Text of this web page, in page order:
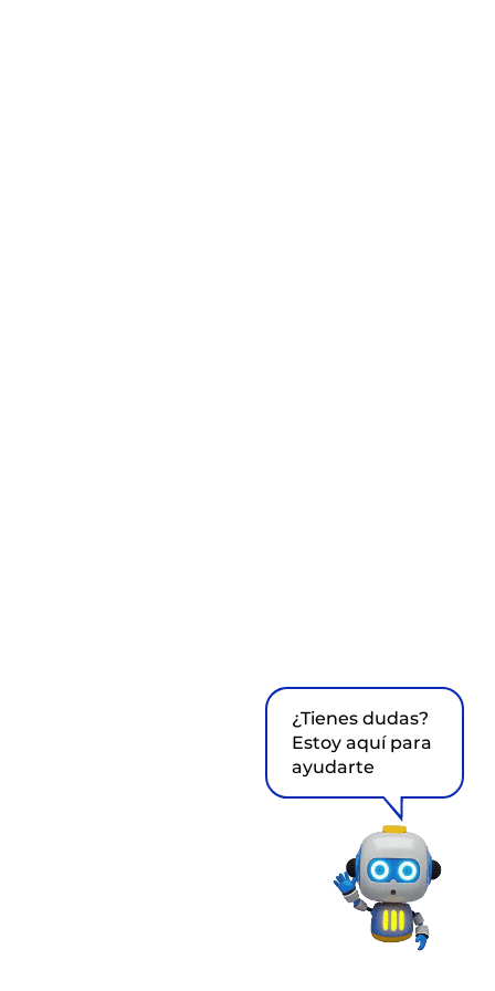
¿Tienes dudas?
Estoy aquí para
ayudarte